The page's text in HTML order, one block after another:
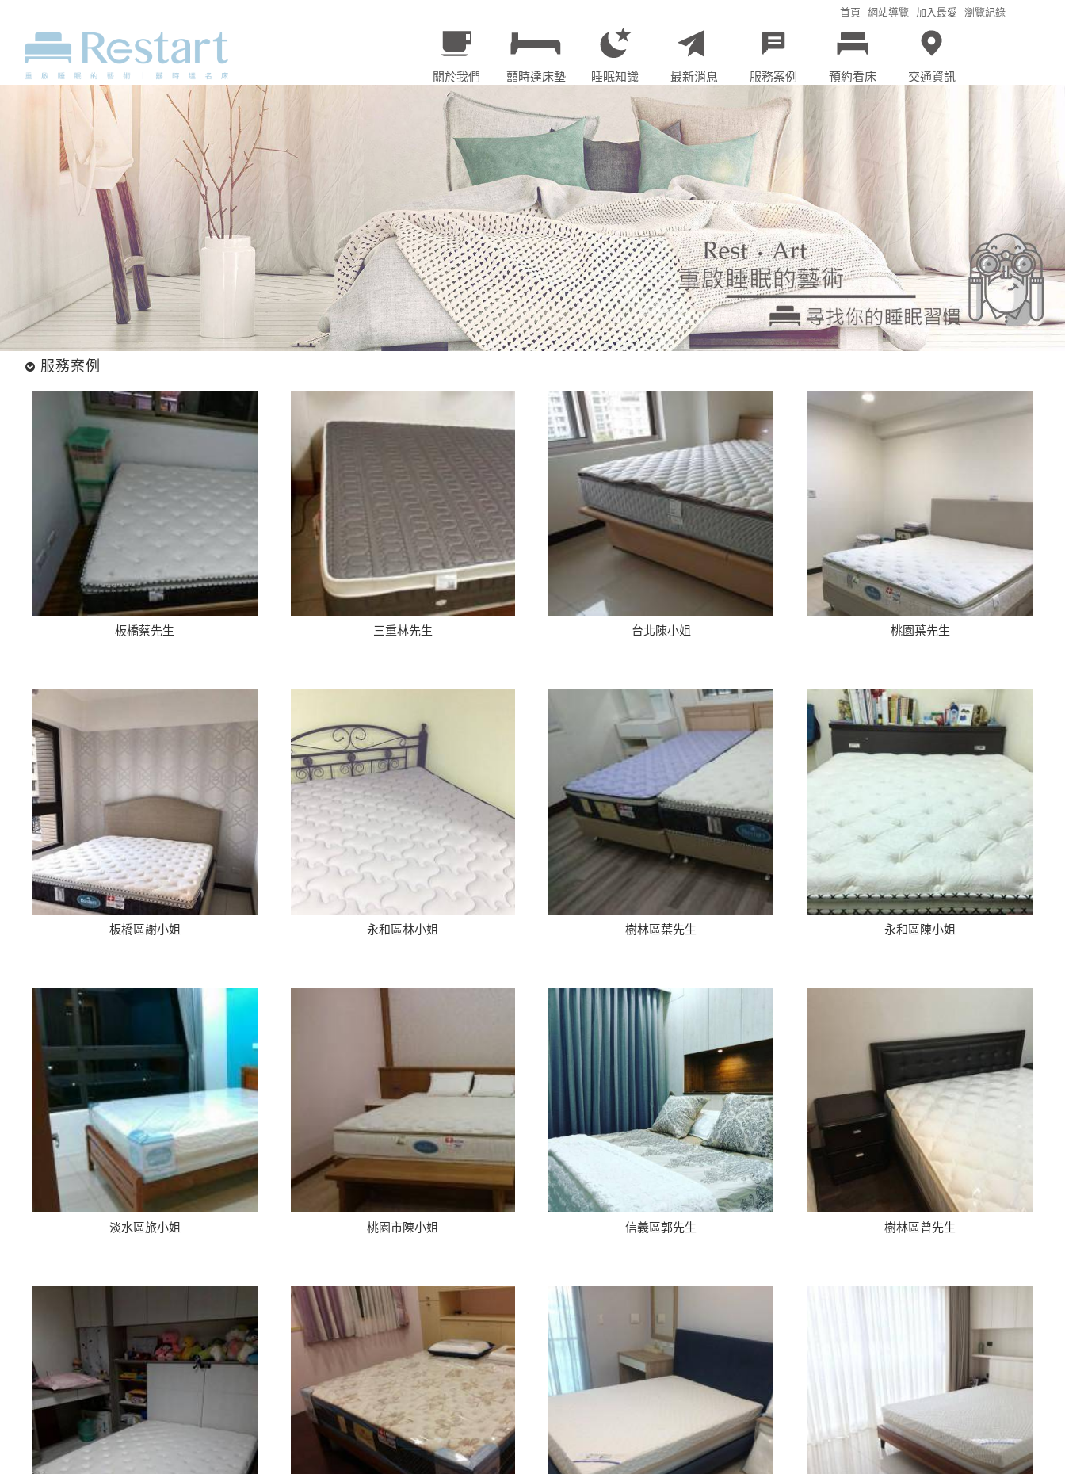
首頁 網站導覽 加入最愛 瀏覽紀錄
關於我們 囍時達床墊 睡眠知識 最新消息 服務案例 預約看床 交通資訊
服務案例
板橋蔡先生 三重林先生 台北陳小姐 桃園葉先生
板橋區謝小姐 永和區林小姐 樹林區葉先生 永和區陳小姐
淡水區旅小姐 桃園市陳小姐 信義區郭先生 樹林區曾先生